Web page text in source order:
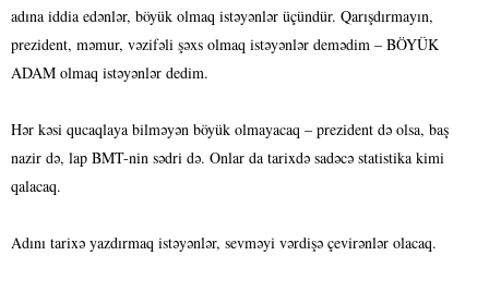
adına iddia edənlər, böyük olmaq istəyənlər üçündür. Qarışdırmayın,
prezident, məmur, vəzifəli şəxs olmaq istəyənlər demədim – BÖYÜK
ADAM olmaq istəyənlər dedim.
Hər kəsi qucaqlaya bilməyən böyük olmayacaq – prezident də olsa, baş
nazir də, lap BMT-nin sədri də. Onlar da tarixdə sadəcə statistika kimi
qalacaq.
Adını tarixə yazdırmaq istəyənlər, sevməyi vərdişə çevirənlər olacaq.